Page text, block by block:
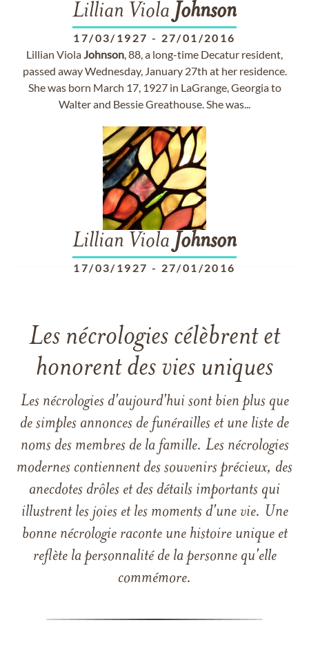
Lillian Viola Johnson
17/03/1927 - 27/01/2016
Lillian ViolaJohnson, 88, a long-time Decatur resident,
passed away Wednesday, January 27th at her residence.
She was born March 17, 1927 in LaGrange, Georgia to
Walter and Bessie Greathouse. She was...
Lillian Viola Johnson
17/03/1927 - 27/01/2016
Les nécrologies célèbrent et
honorent des vies uniques
Les nécrologies d'aujourd'hui sont bien plus que
de simples annonces de funérailles et une liste de
noms des membres de la famille. Les nécrologies
modernes contiennent des souvenirs précieux, des
anecdotes drôles et des détails importants qui
illustrent les joies et les moments d'une vie. Une
bonne nécrologie raconte une histoire unique et
reflète la personnalité de la personne qu'elle
commémore.